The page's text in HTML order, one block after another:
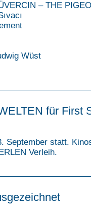
– THE
Wüst
für First
September statt.
Verleih.